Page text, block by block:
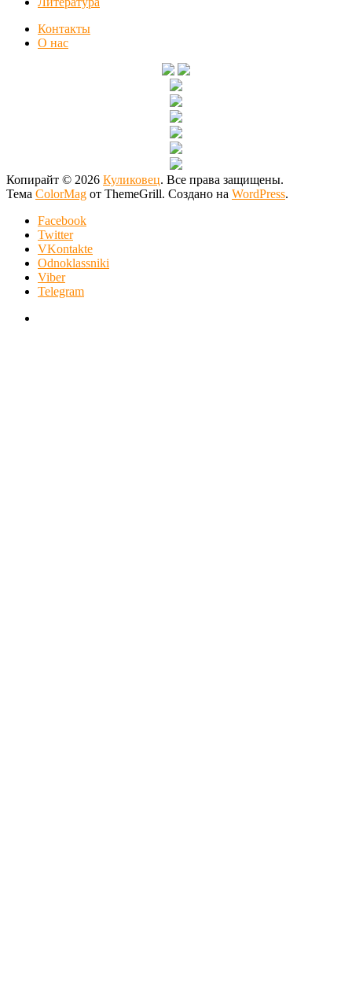
Контакты
О нас
Копирайт © 2026 Куликовец. Все права защищены.
Тема ColorMag от ThemeGrill. Создано на WordPress.
Facebook
Twitter
VKontakte
Odnoklassniki
Viber
Telegram